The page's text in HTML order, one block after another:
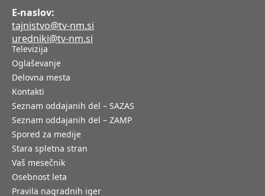
E-naslov:
tajnistvo@tv-nm.si
uredniki@tv-nm.si
Televizija
Oglaševanje
Delovna mesta
Kontakti
Seznam oddajanih del – SAZAS
Seznam oddajanih del – ZAMP
Spored za medije
Stara spletna stran
Vaš mesečnik
Osebnost leta
Pravila nagradnih iger